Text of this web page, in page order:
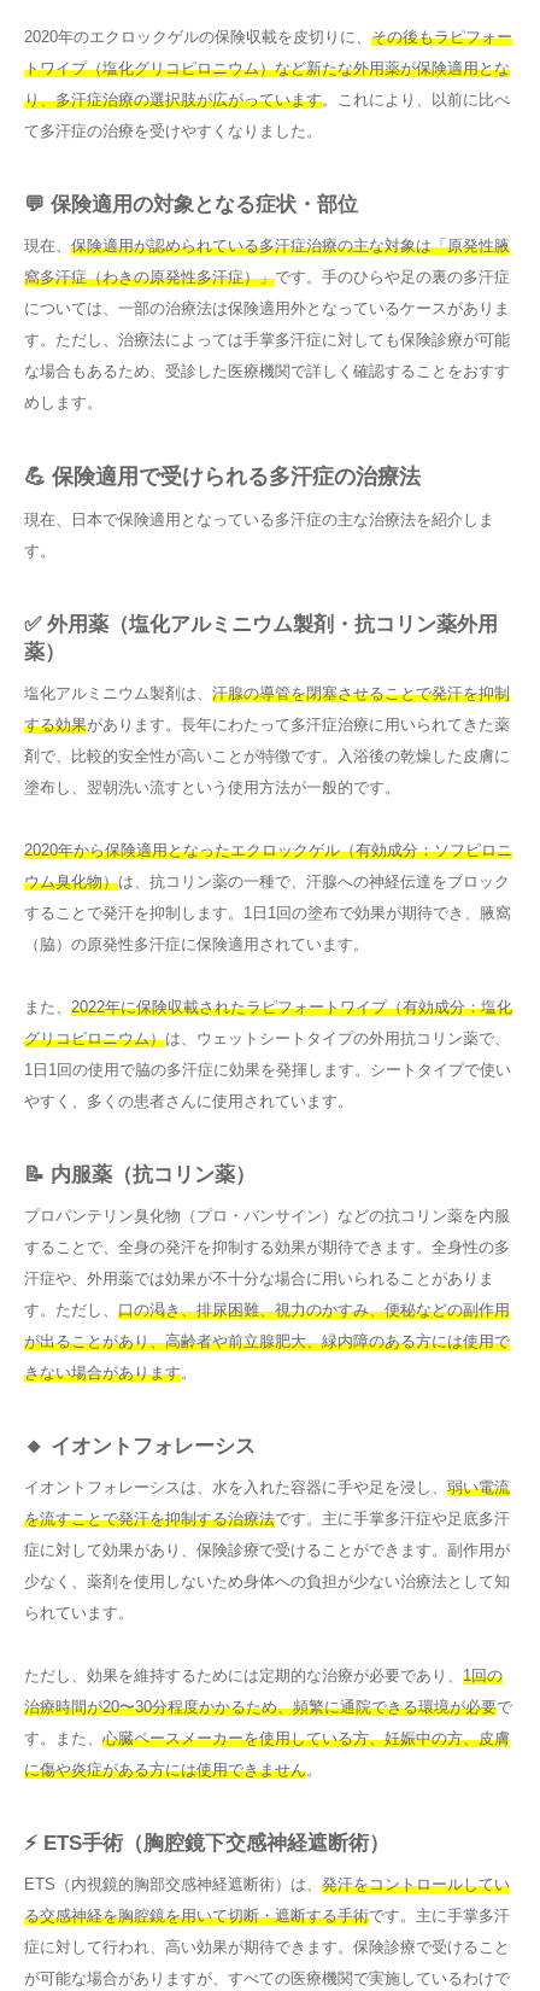
2020年のエクロックゲルの保険収載を皮切りに、 その後もラピフォー
トワイプ（塩化グリコピロニウム）など新たな外用薬が保険適用とな
り、多汗症治療の選択肢が広がっています。これにより、以前に比べ
て多汗症の治療を受けやすくなりました。
💬 保険適用の対象となる症状・部位
現在、 保険適用が認められている多汗症治療の主な対象は「原発性腋
窩多汗症（わきの原発性多汗症）」です。手のひらや足の裏の多汗症
については、一部の治療法は保険適用外となっているケースがありま
す。ただし、治療法によっては手掌多汗症に対しても保険診療が可能
な場合もあるため、受診した医療機関で詳しく確認することをおすす
めします。
💪 保険適用で受けられる多汗症の治療法
現在、日本で保険適用となっている多汗症の主な治療法を紹介しま
す。
✅ 外用薬（塩化アルミニウム製剤・抗コリン薬外用
薬）
塩化アルミニウム製剤は、 汗腺の導管を閉塞させることで発汗を抑制
する効果があります。長年にわたって多汗症治療に用いられてきた薬
剤で、比較的安全性が高いことが特徴です。入浴後の乾燥した皮膚に
塗布し、翌朝洗い流すという使用方法が一般的です。
2020年から保険適用となったエクロックゲル（有効成分：ソフピロニ
ウム臭化物）は、抗コリン薬の一種で、汗腺への神経伝達をブロック
することで発汗を抑制します。1日1回の塗布で効果が期待でき、腋窩
（脇）の原発性多汗症に保険適用されています。
また、 2022年に保険収載されたラピフォートワイプ（有効成分：塩化
グリコピロニウム）は、ウェットシートタイプの外用抗コリン薬で、
1日1回の使用で脇の多汗症に効果を発揮します。シートタイプで使い
やすく、多くの患者さんに使用されています。
📝 内服薬（抗コリン薬）
プロパンテリン臭化物（プロ・バンサイン）などの抗コリン薬を内服
することで、全身の発汗を抑制する効果が期待できます。全身性の多
汗症や、外用薬では効果が不十分な場合に用いられることがありま
す。ただし、 口の渇き、排尿困難、視力のかすみ、便秘などの副作用
が出ることがあり、高齢者や前立腺肥大、緑内障のある方には使用で
きない場合があります。
🔸 イオントフォレーシス
イオントフォレーシスは、水を入れた容器に手や足を浸し、 弱い電流
を流すことで発汗を抑制する治療法です。主に手掌多汗症や足底多汗
症に対して効果があり、保険診療で受けることができます。副作用が
少なく、薬剤を使用しないため身体への負担が少ない治療法として知
られています。
ただし、効果を維持するためには定期的な治療が必要であり、 1回の
治療時間が20〜30分程度かかるため、頻繁に通院できる環境が必要で
す。また、 心臓ペースメーカーを使用している方、妊娠中の方、皮膚
に傷や炎症がある方には使用できません。
⚡ ETS手術（胸腔鏡下交感神経遮断術）
ETS（内視鏡的胸部交感神経遮断術）は、 発汗をコントロールしてい
る交感神経を胸腔鏡を用いて切断・遮断する手術です。主に手掌多汗
症に対して行われ、高い効果が期待できます。保険診療で受けること
が可能な場合がありますが、すべての医療機関で実施しているわけで